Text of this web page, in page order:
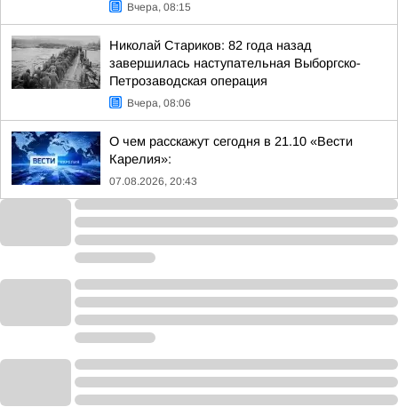
Вчера, 08:15
Николай Стариков: 82 года назад
завершилась наступательная Выборгско-
Петрозаводская операция
Вчера, 08:06
О чем расскажут сегодня в 21.10 «Вести
Карелия»:
07.08.2026, 20:43